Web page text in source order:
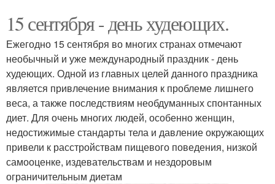
15 сентября - день худеющих.
Ежегодно 15 сентября во многих странах отмечают
необычный и уже международный праздник - день
худеющих. Одной из главных целей данного праздника
является привлечение внимания к проблеме лишнего
веса, а также последствиям необдуманных спонтанных
диет. Для очень многих людей, особенно женщин,
недостижимые стандарты тела и давление окружающих
привели к расстройствам пищевого поведения, низкой
самооценке, издевательствам и нездоровым
ограничительным диетам